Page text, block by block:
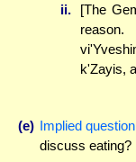
ii.
[The
k'Zayis,
(e) Implied
discuss eating?